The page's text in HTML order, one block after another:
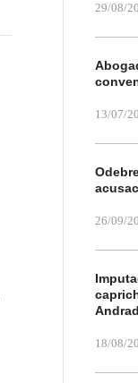
29/08/
13/07/
26/09/
18/08/